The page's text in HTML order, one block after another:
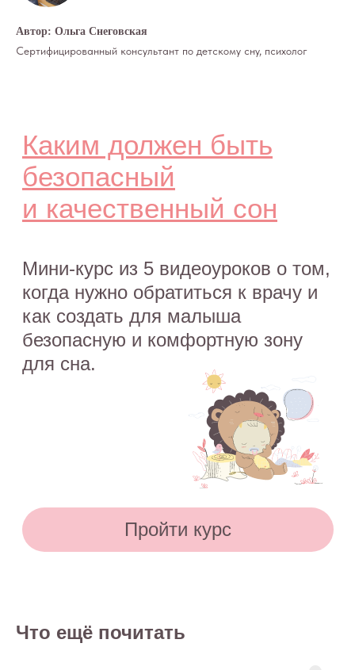
Автор: Ольга Снеговская
Сертифицированный консультант по детскому сну, психолог
Что ещё почитать